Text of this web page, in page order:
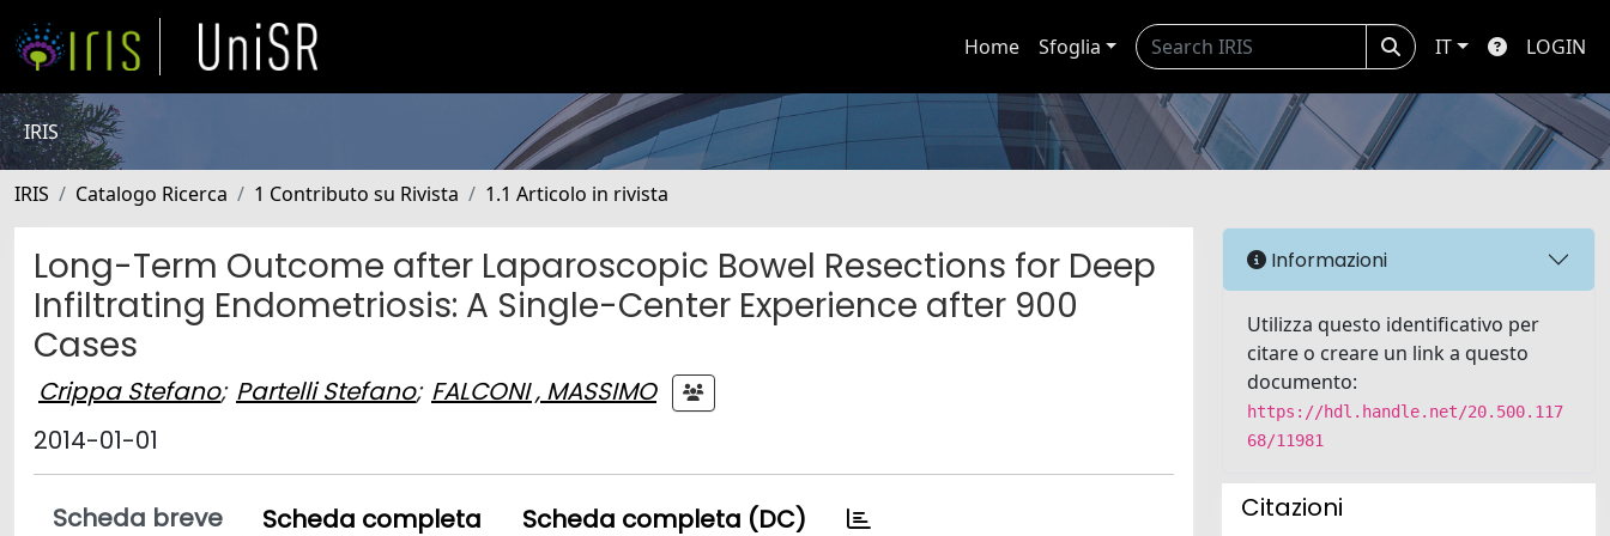
Home Sfoglia IT LOGIN
IRIS
IRIS Catalogo Ricerca 1 Contributo su Rivista 1.1 Articolo in rivista
Long-Term Outcome after Laparoscopic Bowel Resections for Deep
Infiltrating Endometriosis: A Single-Center Experience after 900
Cases
Crippa Stefano; Partelli Stefano; FALCONI , MASSIMO
2014-01-01
Scheda breve Scheda completa Scheda completa (DC)
Informazioni
Utilizza questo identificativo per
citare o creare un link a questo
documento:
https://hdl.handle.net/20.500.117
68/11981
Citazioni